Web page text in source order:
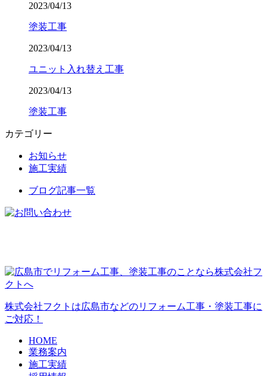
2023/04/13
塗装工事
2023/04/13
ユニット入れ替え工事
2023/04/13
塗装工事
カテゴリー
お知らせ
施工実績
ブログ記事一覧
株式会社フクトは広島市などのリフォーム工事・塗装工事に
ご対応！
HOME
業務案内
施工実績